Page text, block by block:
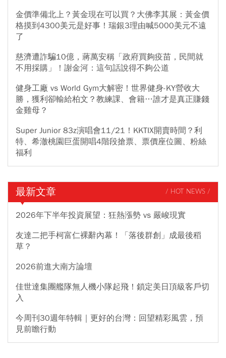
金價準備北上？黃金現在可以買？大佛李其展：黃金價
格摸到4300美元是好事！瑞銀3理由喊5000美元不遠
了
慈濟遭詐騙10億，蔣萬安稱「政府買夠疫苗，民間就
不用採購」！謝金河：這句話說得不夠公道
健身工廠 vs World Gym大解密！世界健身-KY營收大
勝，獲利卻輸給柏文？教練課、會籍…誰才是真正賺錢
金雞母？
Super Junior 83z演唱會11/21！KKTIX開賣時間？利
特、希澈桃園巨蛋開唱4階段搶票、票價座位圖、粉絲
福利
最新文章 / HOT NEWS /
2026年下半年投資展望：狂熱漲勢 vs 嚴峻現實
友達二把手柯富仁裸辭內幕！「落後群創」成最後稻
草？
2026前進大南方論壇
佳世達集團艦隊無人機小隊起飛！鎖定美日頂級客戶切
入
今周刊30週年特輯｜更好的台灣：回望精彩風雲，預
見前瞻行動